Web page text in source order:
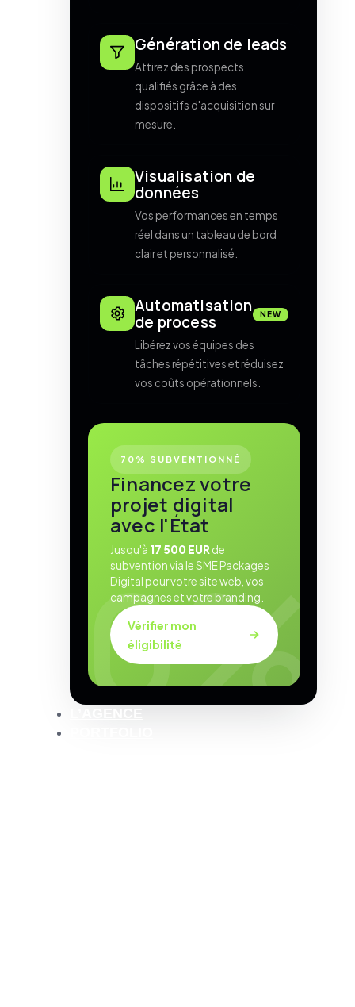
Génération de leads
Attirez des prospects
qualifiés grâce à des
dispositifs d'acquisition sur
mesure.
Visualisation de
données
Vos performances en temps
réel dans un tableau de bord
clair et personnalisé.
Automatisation
de process
NEW
Libérez vos équipes des
tâches répétitives et réduisez
vos coûts opérationnels.
70% SUBVENTIONNÉ
Financez votre
projet digital
avec l'État
Jusqu'à 17 500 EUR de
subvention via le SME Packages
Digital pour votre site web, vos
campagnes et votre branding.
Vérifier mon
éligibilité